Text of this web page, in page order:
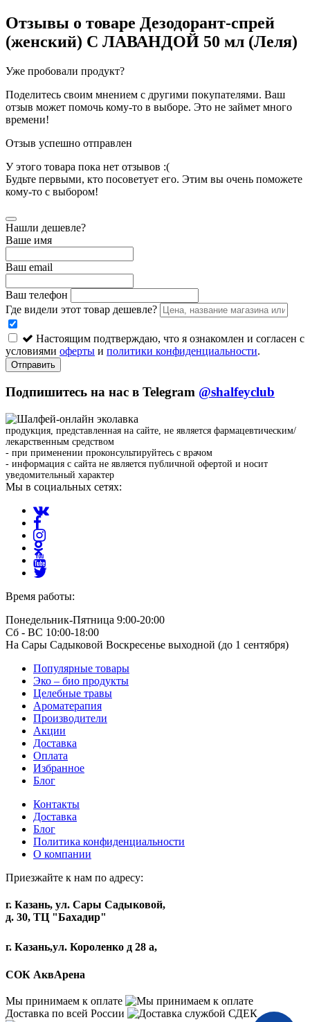
Отзывы о товаре Дезодорант-спрей
(женский) С ЛАВАНДОЙ 50 мл (Леля)
Уже пробовали продукт?
Поделитесь своим мнением с другими покупателями. Ваш
отзыв может помочь кому-то в выборе. Это не займет много
времени!
Отзыв успешно отправлен
У этого товара пока нет отзывов :(
Будьте первыми, кто посоветует его. Этим вы очень поможете
кому-то с выбором!
Нашли дешевле?
Ваше имя
Ваш email
Ваш телефон
Где видели этот товар дешевле?
Настоящим подтверждаю, что я ознакомлен и согласен с
условиями оферты и политики конфиденциальности.
Отправить
Подпишитесь на нас в Telegram @shalfeyclub
продукция, представленная на сайте, не является фармацевтическим/
лекарственным средством
- при применении проконсультируйтесь с врачом
- информация с сайта не является публичной офертой и носит
уведомительный характер
Мы в социальных сетях:
Время работы:
Понедельник-Пятница 9:00-20:00
Сб - ВС 10:00-18:00
На Сары Садыковой Воскресенье выходной (до 1 сентября)
Популярные товары
Эко – био продукты
Целебные травы
Ароматерапия
Производители
Акции
Доставка
Оплата
Избранное
Блог
Контакты
Доставка
Блог
Политика конфиденциальности
О компании
Приезжайте к нам по адресу:
г. Казань, ул. Сары Садыковой,
д. 30, ТЦ "Бахадир"
г. Казань,ул. Короленко д 28 а,
СОК АквАрена
Мы принимаем к оплате
Доставка по всей России